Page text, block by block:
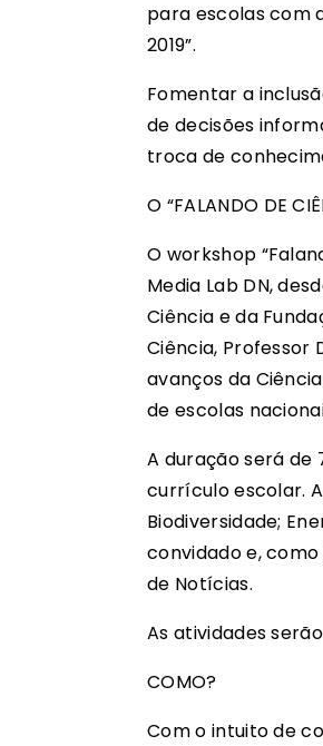
para escolas com
2019”.
Fomentar a
de decisões
troca de
O “FALANDO DE
O workshop
Media Lab DN,
Ciência e da
Ciência, Professor
avanços da
de escolas
A duração será de
currículo escolar.
Biodiversidade;
convidado e,
de Notícias.
As atividades serão
COMO?
Com o intuito de